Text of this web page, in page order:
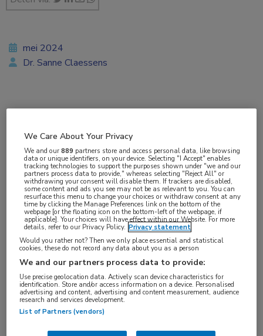
CXCL9 blijkt een waardevolle biomarker te zijn
bij het primaire syndroom van Sjogren (pSS),
vooral vanwege de mogelijkheid om onderscheid
te maken tussen pSS-patiënten met en zonder
extraglandulaire manifestaties.
mei 2024
Dr. Sanne Claessens
Vakgebieden:
Aandachtsgebieden:
Sjögren
Tags:
biomarker,CXCL9
We Care About Your Privacy
We and our889 partners store and access personal data, like browsing
data or unique identifiers, on your device. Selecting "I Accept" enables
tracking technologies to support the purposes shown under "we and our
partners process data to provide," whereas selecting "Reject All" or
withdrawing your consent will disable them. If trackers are disabled,
some content and ads you see may not be as relevant to you. You can
resurface this menu to change your choices or withdraw consent at any
time by clicking the Manage Preferences link on the bottom of the
webpage [or the floating icon on the bottom-left of the webpage, if
applicable]. Your choices will have effect within our Website. For more
details, refer to our Privacy Policy. Privacy statement
Would you rather not? Then we only place essential and statistical
cookies, these do not record any data about you as a person
We and our partners process data to provide:
Use precise geolocation data. Actively scan device characteristics for
identification. Store and/or access information on a device. Personalised
advertising and content, advertising and content measurement, audience
research and services development.
List of Partners (vendors)